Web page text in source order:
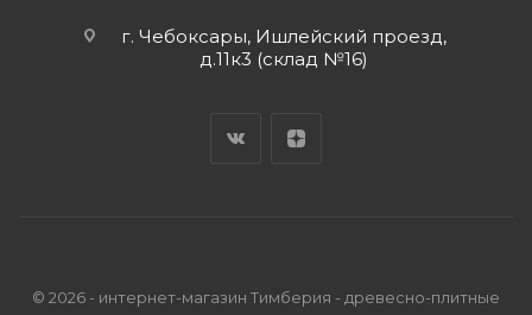
г. Чебоксары, Ишлейский проезд,
д.11к3 (склад №16)
© 2026 - интернет-магазин Тимберия - древесно-плитные